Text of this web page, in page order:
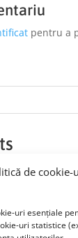
de cookie-
uri esențiale
uri statistice
pentru a
arătat.